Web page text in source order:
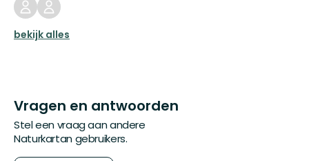
bekijk alles
Vragen en antwoorden
Stel een vraag aan andere
Naturkartan gebruikers.